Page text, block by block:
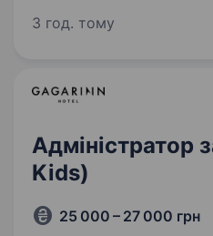
та увагою до деталей.
3 год. тому
Адміністратор
Kids)
25 000 – 27 000 грн